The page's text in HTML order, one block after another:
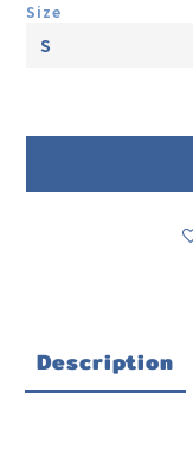
Size
Description